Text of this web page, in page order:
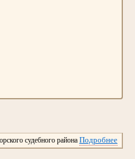
судебного района Подробнее